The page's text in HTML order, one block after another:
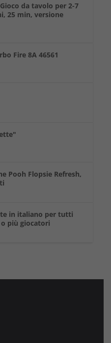
da tavolo per 2-7
25 min, versione
Fire 8A 46561
Pooh Flopsie Refresh,
in italiano per tutti
più giocatori